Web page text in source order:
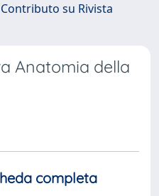
su Rivista
Anatomia della
completa